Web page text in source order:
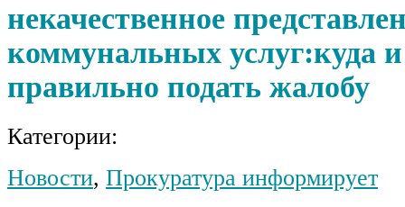
некачественное
коммунальных услуг:куда
правильно подать жалобу
Категории:
Новости, Прокуратура информирует